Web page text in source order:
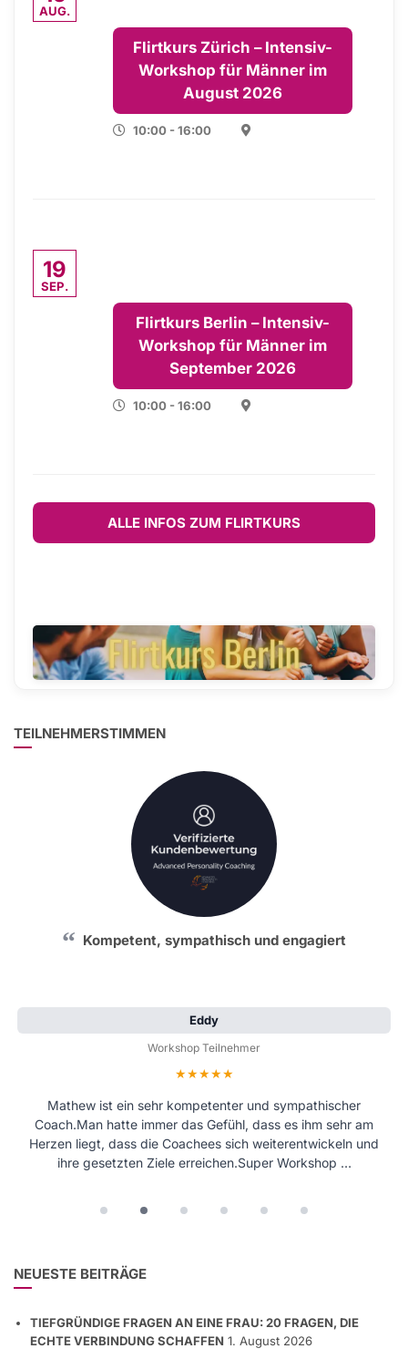
AUG.
Flirtkurs Zürich – Intensiv-
Workshop für Männer im
August 2026
10:00 - 16:00
19
SEP.
Flirtkurs Berlin – Intensiv-
Workshop für Männer im
September 2026
10:00 - 16:00
ALLE INFOS ZUM FLIRTKURS
TEILNEHMERSTIMMEN
Kompetent, sympathisch und engagiert
Eddy
Workshop Teilnehmer
Bewertung: 5 von 5 Sternen
Mathew ist ein sehr kompetenter und sympathischer
Coach.Man hatte immer das Gefühl, dass es ihm sehr am
Herzen liegt, dass die Coachees sich weiterentwickeln und
ihre gesetzten Ziele erreichen.Super Workshop …
NEUESTE BEITRÄGE
TIEFGRÜNDIGE FRAGEN AN EINE FRAU: 20 FRAGEN, DIE
ECHTE VERBINDUNG SCHAFFEN 1. August 2026